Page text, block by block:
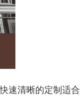
速清晰的定制适合